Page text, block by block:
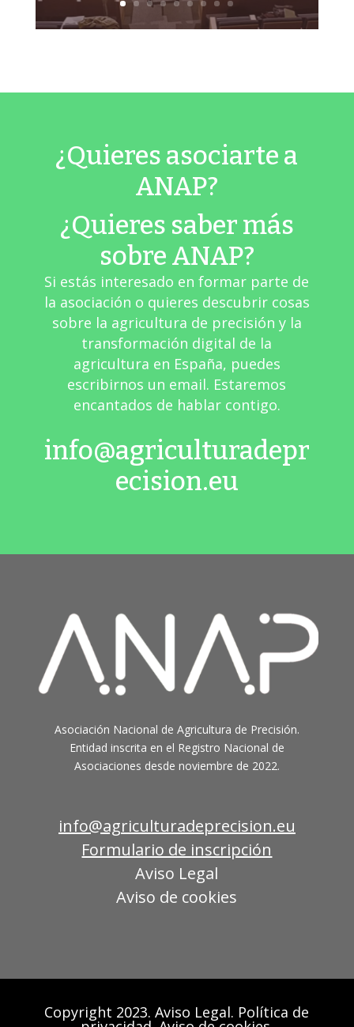
¿Quieres asociarte a
ANAP?
¿Quieres saber más
sobre ANAP?
Si estás interesado en formar parte de
la asociación o quieres descubrir cosas
sobre la agricultura de precisión y la
transformación digital de la
agricultura en España, puedes
escribirnos un email. Estaremos
encantados de hablar contigo.
info@agriculturadepr
ecision.eu
Asociación Nacional de Agricultura de Precisión.
Entidad inscrita en el Registro Nacional de
Asociaciones desde noviembre de 2022.
info@agriculturadeprecision.eu
Formulario de inscripción
Aviso Legal
Aviso de cookies
Copyright 2023. Aviso Legal. Política de